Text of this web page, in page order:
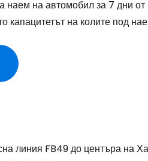
наем на автомобил за 7 дни
капацитетът на колите под
линия FB49 до центъра на
на туристите